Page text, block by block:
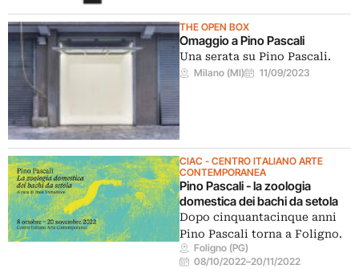
THE OPEN BOX
Omaggio a Pino Pascali
Una serata su Pino Pascali.
Milano (MI) 11/09/2023
CIAC - CENTRO ITALIANO ARTE
CONTEMPORANEA
Pino Pascali - la zoologia
domestica dei bachi da setola
Dopo cinquantacinque anni
Pino Pascali torna a Foligno.
Foligno (PG)
08/10/2022–20/11/2022